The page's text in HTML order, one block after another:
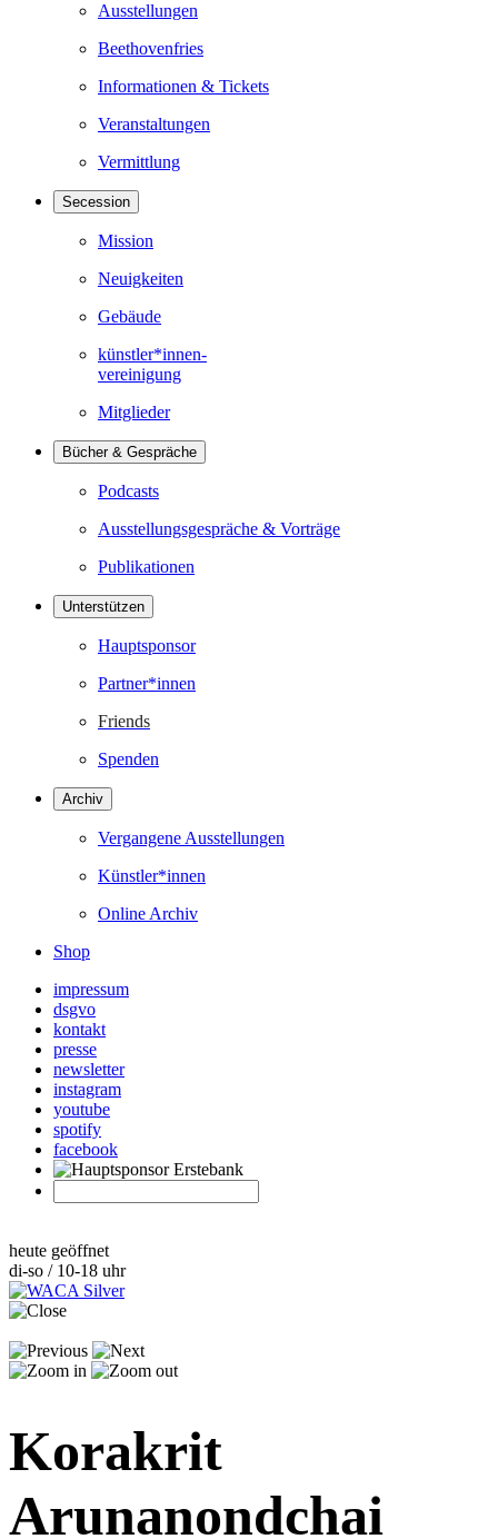
Ausstellungen
Beethovenfries
Informationen & Tickets
Veranstaltungen
Vermittlung
Secession
Mission
Neuigkeiten
Gebäude
künstler*innen-
vereinigung
Mitglieder
Bücher & Gespräche
Podcasts
Ausstellungsgespräche & Vorträge
Publikationen
Unterstützen
Hauptsponsor
Partner*innen
Friends
Spenden
Archiv
Vergangene Ausstellungen
Künstler*innen
Online Archiv
Shop
impressum
dsgvo
kontakt
presse
newsletter
instagram
youtube
spotify
facebook
heute geöffnet
di-so / 10-18 uhr
Korakrit
Arunanondchai